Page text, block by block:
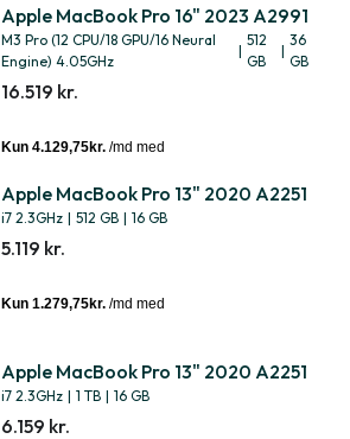
Apple MacBook Pro 16" 2023 A2991
M3 Pro (12 CPU/18 GPU/16 Neural
Engine) 4.05GHz
|
512
GB
|
36
GB
16.519 kr.
Apple MacBook Pro 13" 2020 A2251
i7 2.3GHz | 512 GB | 16 GB
5.119 kr.
Apple MacBook Pro 13" 2020 A2251
i7 2.3GHz | 1 TB | 16 GB
6.159 kr.